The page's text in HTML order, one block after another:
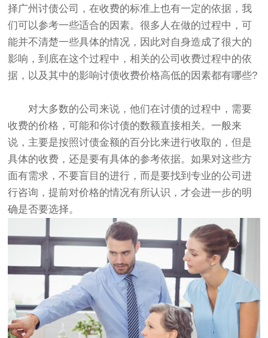
择广州讨债公司，在收费的标准上也有一定的依据，我
们可以参考一些适合的因素。很多人在做的过程中，可
能并不清楚一些具体的情况，因此对自身造成了很大的
影响，到底在这个过程中，相关的公司收费过程中的依
据，以及其中的影响讨债收费价格高低的因素都有哪些?
对大多数的公司来说，他们在讨债的过程中，需要
收费的价格，可能和你讨债的数额直接相关。一般来
说，主要是按照讨债金额的百分比来进行收取的，但是
具体的收费，还是要有具体的参考依据。如果对这些方
面有需求，不要盲目的进行，而是要找到专业的公司进
行咨询，提前对价格的情况有所认识，才会进一步的明
确是否要选择。